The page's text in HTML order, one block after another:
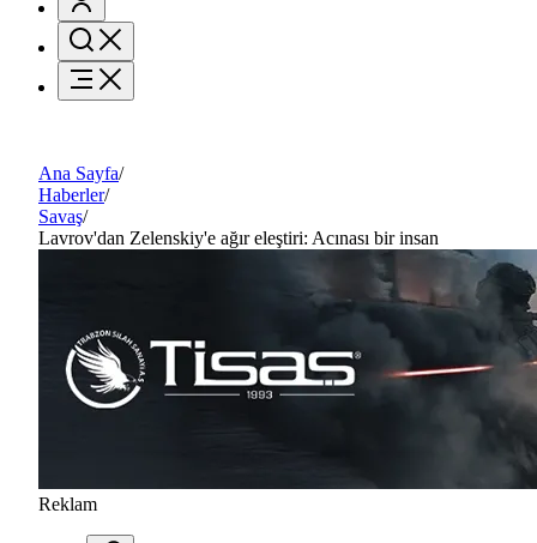
Ana Sayfa/
Haberler/
Savaş/
Lavrov'dan Zelenskiy'e ağır eleştiri: Acınası bir insan
Reklam